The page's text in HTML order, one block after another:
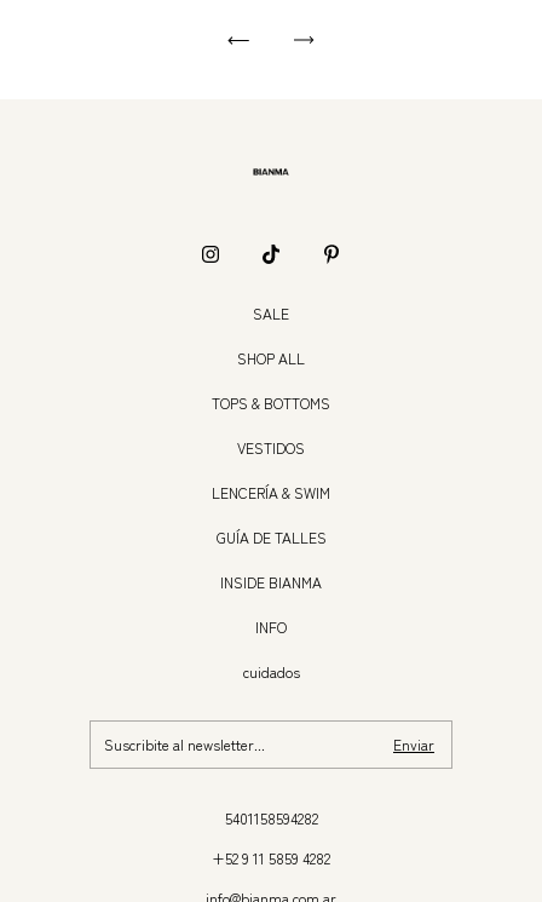
SALE
SHOP ALL
TOPS & BOTTOMS
VESTIDOS
LENCERÍA & SWIM
GUÍA DE TALLES
INSIDE BIANMA
INFO
cuidados
5401158594282
+52 9 11 5859 4282
info@bianma.com.ar